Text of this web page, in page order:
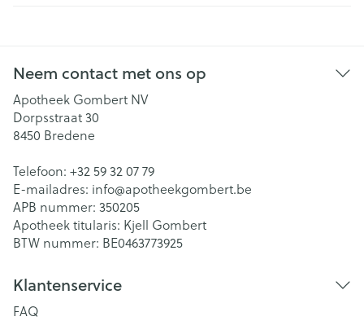
Neem contact met ons op
Apotheek Gombert NV
Dorpsstraat 30
8450 Bredene
Telefoon: +32 59 32 07 79
E-mailadres: info@apotheekgombert.be
APB nummer: 350205
Apotheek titularis: Kjell Gombert
BTW nummer: BE0463773925
Klantenservice
FAQ